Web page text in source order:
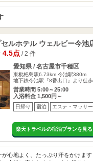
ルホテル ウェルビー今池
4.5点/ 2 件
愛知県 / 名古屋市千種区
東枇杷島駅6.73km 今池駅380m
地下鉄今池駅『8番出口』より徒
営業時間 5:00～25:00
入浴料金 1,500円～
日帰り 宿泊 エステ・マッサ
楽天トラベルの宿泊プランを見る
が心地よく、たっぷり汗をかけま